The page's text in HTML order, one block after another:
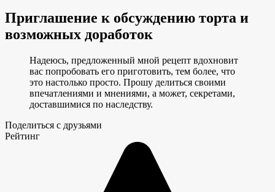
Приглашение к обсуждению торта и
возможных доработок
Надеюсь, предложенный мной рецепт вдохновит
вас попробовать его приготовить, тем более, что
это настолько просто. Прошу делиться своими
впечатлениями и мнениями, а может, секретами,
доставшимися по наследству.
Поделиться с друзьями
Рейтинг